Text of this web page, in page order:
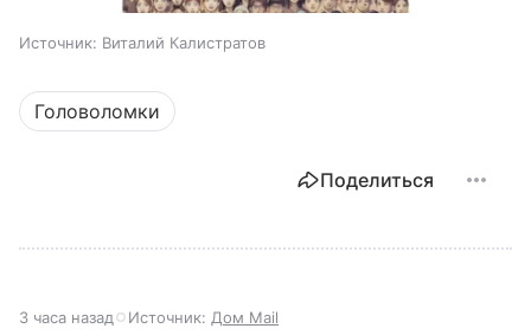
Источник: Виталий Калистратов
Головоломки
Поделиться
3 часа назад Источник: Дом Mail